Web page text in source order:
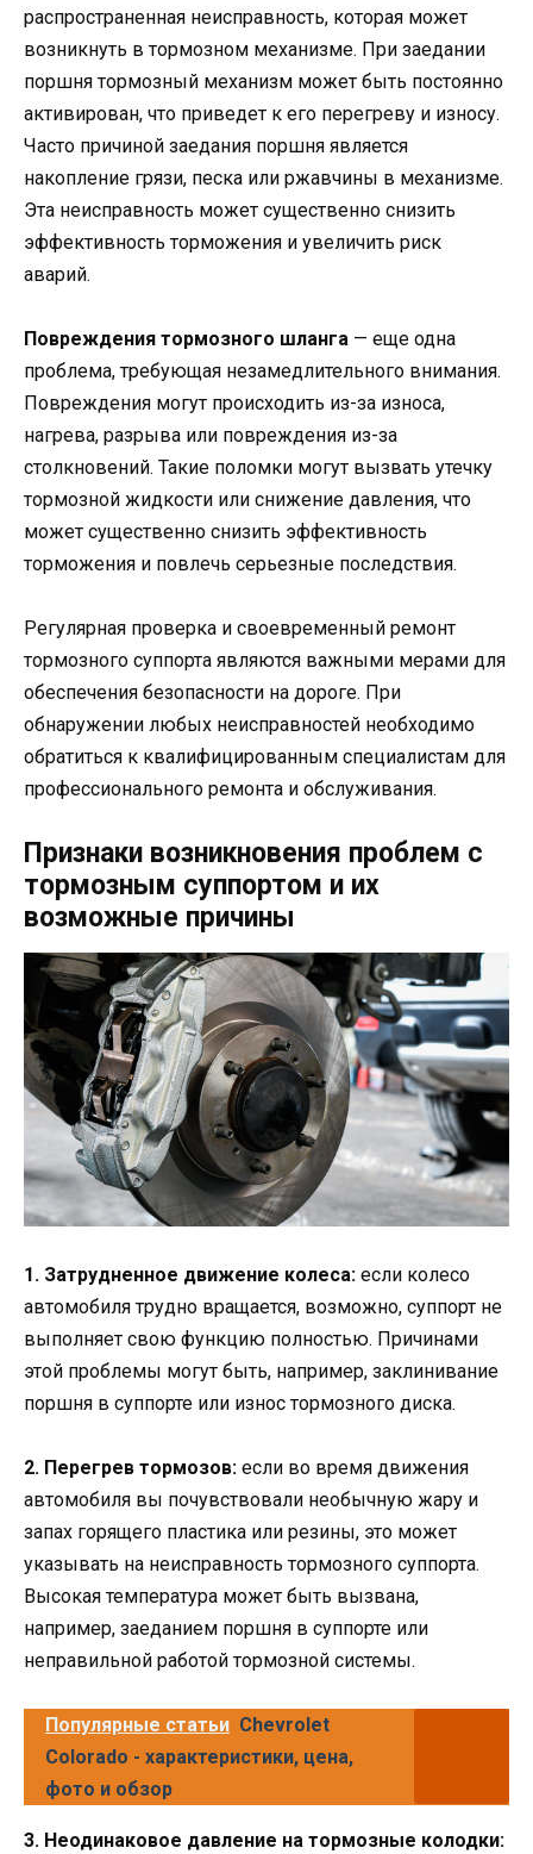
распространенная неисправность, которая может
возникнуть в тормозном механизме. При заедании
поршня тормозный механизм может быть постоянно
активирован, что приведет к его перегреву и износу.
Часто причиной заедания поршня является
накопление грязи, песка или ржавчины в механизме.
Эта неисправность может существенно снизить
эффективность торможения и увеличить риск
аварий.
Повреждения тормозного шланга — еще одна
проблема, требующая незамедлительного внимания.
Повреждения могут происходить из-за износа,
нагрева, разрыва или повреждения из-за
столкновений. Такие поломки могут вызвать утечку
тормозной жидкости или снижение давления, что
может существенно снизить эффективность
торможения и повлечь серьезные последствия.
Регулярная проверка и своевременный ремонт
тормозного суппорта являются важными мерами для
обеспечения безопасности на дороге. При
обнаружении любых неисправностей необходимо
обратиться к квалифицированным специалистам для
профессионального ремонта и обслуживания.
Признаки возникновения проблем с
тормозным суппортом и их
возможные причины
1. Затрудненное движение колеса: если колесо
автомобиля трудно вращается, возможно, суппорт не
выполняет свою функцию полностью. Причинами
этой проблемы могут быть, например, заклинивание
поршня в суппорте или износ тормозного диска.
2. Перегрев тормозов: если во время движения
автомобиля вы почувствовали необычную жару и
запах горящего пластика или резины, это может
указывать на неисправность тормозного суппорта.
Высокая температура может быть вызвана,
например, заеданием поршня в суппорте или
неправильной работой тормозной системы.
Популярные статьи Chevrolet
Colorado - характеристики, цена,
фото и обзор
3. Неодинаковое давление на тормозные колодки: